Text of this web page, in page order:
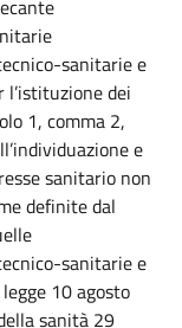
sanitarie e
l’istituzione dei
1, comma 2,
e
sanitario non
definite dal
sanitarie e
10 agosto
sanità 29